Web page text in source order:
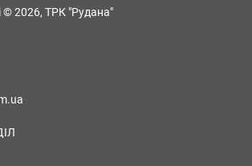
© 2026, ТРК "Рудана"